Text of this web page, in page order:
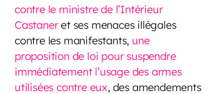
contre le ministre de l’Intérieur
Castaneret ses menaces illégales
contre les manifestants, une
proposition de loi pour suspendre
immédiatement l’usage des armes
utilisées contre eux, des amendements